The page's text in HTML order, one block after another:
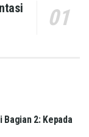
Bagian 2: Kepada